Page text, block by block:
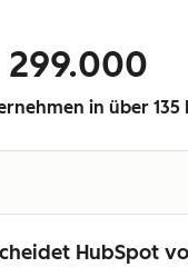
299.000
in über 135
HubSpot